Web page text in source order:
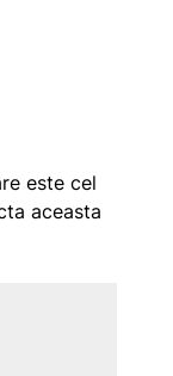
este cel
aceasta